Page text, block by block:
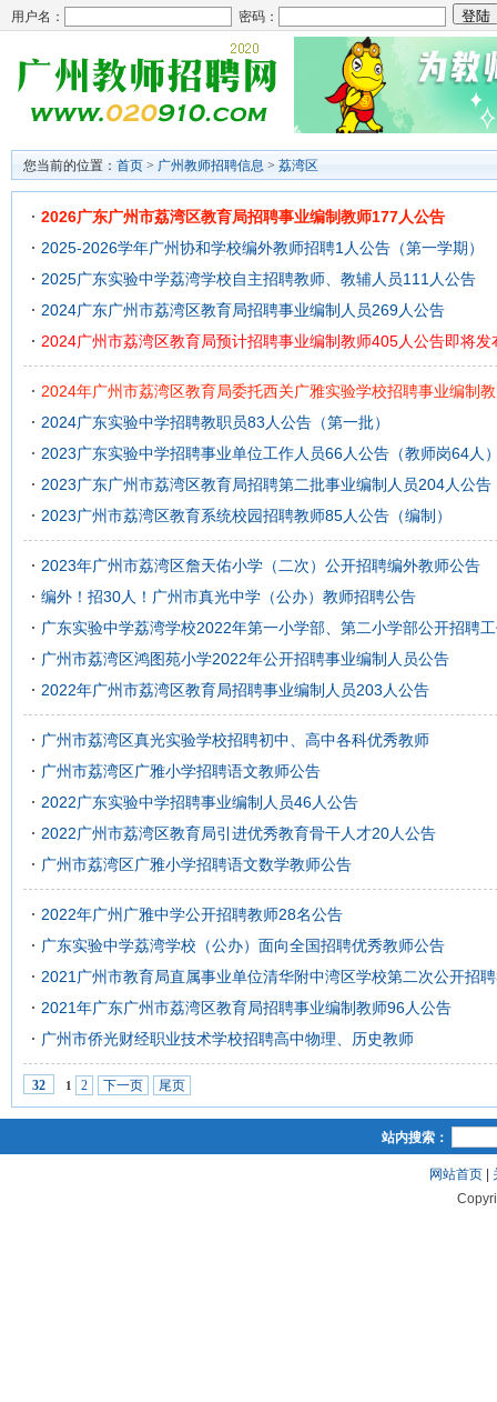
用户名： 密码：
您当前的位置： 首页 > 广州教师招聘信息 > 荔湾区
2026广东广州市荔湾区教育局招聘事业编制教师177人公告
2025-2026学年广州协和学校编外教师招聘1人公告（第一学期）
2025广东实验中学荔湾学校自主招聘教师、教辅人员111人公告
2024广东广州市荔湾区教育局招聘事业编制人员269人公告
2024广州市荔湾区教育局预计招聘事业编制教师405人公告即将发
2024年广州市荔湾区教育局委托西关广雅实验学校招聘事业编制
2024广东实验中学招聘教职员83人公告（第一批）
2023广东实验中学招聘事业单位工作人员66人公告（教师岗64人
2023广东广州市荔湾区教育局招聘第二批事业编制人员204人公告
2023广州市荔湾区教育系统校园招聘教师85人公告（编制）
2023年广州市荔湾区詹天佑小学（二次）公开招聘编外教师公告
编外！招30人！广州市真光中学（公办）教师招聘公告
广东实验中学荔湾学校2022年第一小学部、第二小学部公开招聘
广州市荔湾区鸿图苑小学2022年公开招聘事业编制人员公告
2022年广州市荔湾区教育局招聘事业编制人员203人公告
广州市荔湾区真光实验学校招聘初中、高中各科优秀教师
广州市荔湾区广雅小学招聘语文教师公告
2022广东实验中学招聘事业编制人员46人公告
2022广州市荔湾区教育局引进优秀教育骨干人才20人公告
广州市荔湾区广雅小学招聘语文数学教师公告
2022年广州广雅中学公开招聘教师28名公告
广东实验中学荔湾学校（公办）面向全国招聘优秀教师公告
2021广州市教育局直属事业单位清华附中湾区学校第二次公开招
2021年广东广州市荔湾区教育局招聘事业编制教师96人公告
广州市侨光财经职业技术学校招聘高中物理、历史教师
32 1 2 下一页 尾页
站内搜索：
网站首页